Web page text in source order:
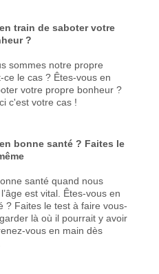
train de saboter votre
?
sommes notre propre
ce le cas ? Êtes-vous en
votre propre bonheur ?
c'est votre cas !
bonne santé ? Faites le
santé quand nous
est vital. Êtes-vous en
? Faites le test à faire vous-
là où il pourrait y avoir
vous en main dès